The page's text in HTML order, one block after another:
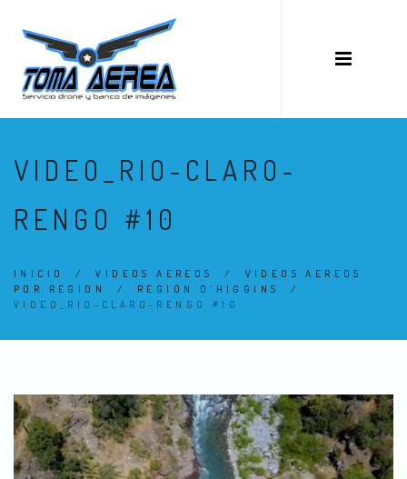
VIDEO_RIO-CLARO-
RENGO #10
INICIO /VIDEOS AEREOS / VIDEOS AEREOS
POR REGION
/ REGIÓN O´HIGGINS
/
VIDEO_RIO-CLARO-RENGO #10